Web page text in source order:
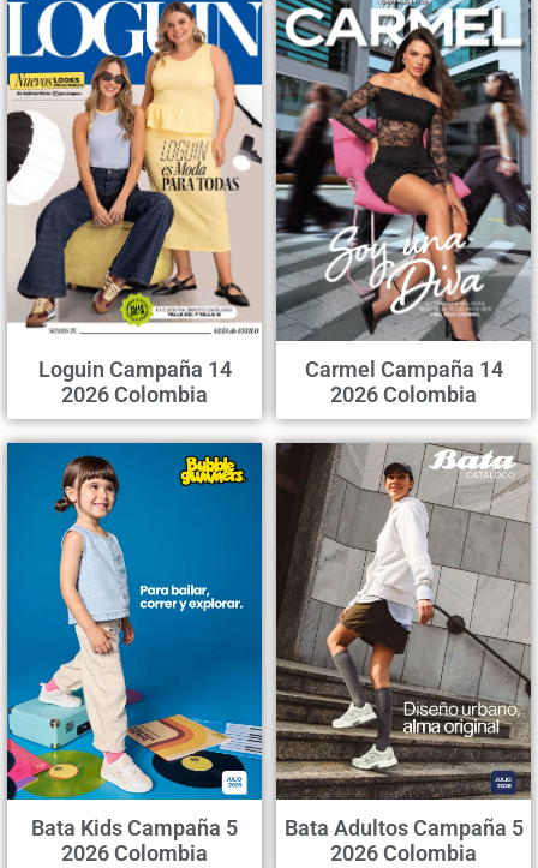
Loguin Campaña 14
2026 Colombia
Carmel Campaña 14
2026 Colombia
Bata Kids Campaña 5
2026 Colombia
Bata Adultos Campaña 5
2026 Colombia